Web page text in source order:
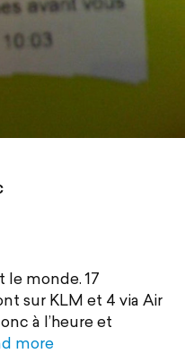
le monde. 17
sur KLM et 4 via Air
à l’heure et
more